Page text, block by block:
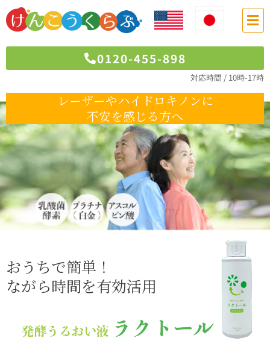
メ
ニ
0120-455-898
対応時間 / 10時-17時
レーザーやハイドロキノンに
不安を感じる方へ
おうちで簡単！
ながら時間を有効活用